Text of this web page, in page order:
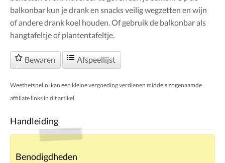
balkonbar kun je drank en snacks veilig wegzetten en wijn
of andere drank koel houden. Of gebruik de balkonbar als
hangtafeltje of plantentafeltje.
Bewaren Afspeellijst
Weethetsnel.nl kan een kleine vergoeding verdienen middels zogenaamde
affiliate links in dit artikel.
Handleiding
Benodigdheden